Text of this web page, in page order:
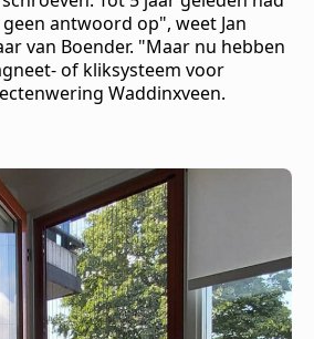
antwoord op", weet Jan
van Boender. "Maar nu hebben
of kliksysteem voor
Waddinxveen.